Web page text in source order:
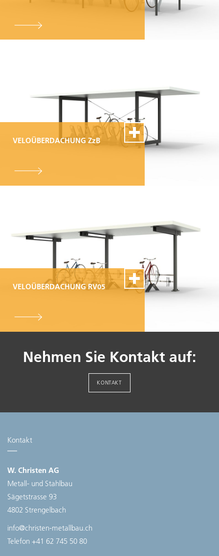
Individualisierbar
Top- Montage- und
VELOÜBERDACHUNG ZzB
Individualisierbar
Top- Montage- und
VELOÜBERDACHUNG RV05
Individualisierbar
Top- Montage- und
Nehmen Sie Kontakt auf:
KONTAKT
Kontakt
W. Christen AG
Metall- und Stahlbau
Sägetstrasse 93
4802 Strengelbach
info@christen-metallbau.ch
Telefon +41 62 745 50 80